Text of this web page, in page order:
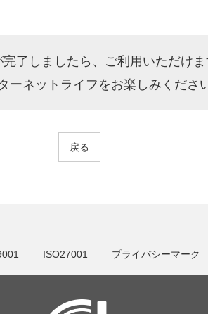
了しましたら、ご利用いただけま
ーネットライフをお楽しみくださ
戻る
ISO27001 プライバシーマーク